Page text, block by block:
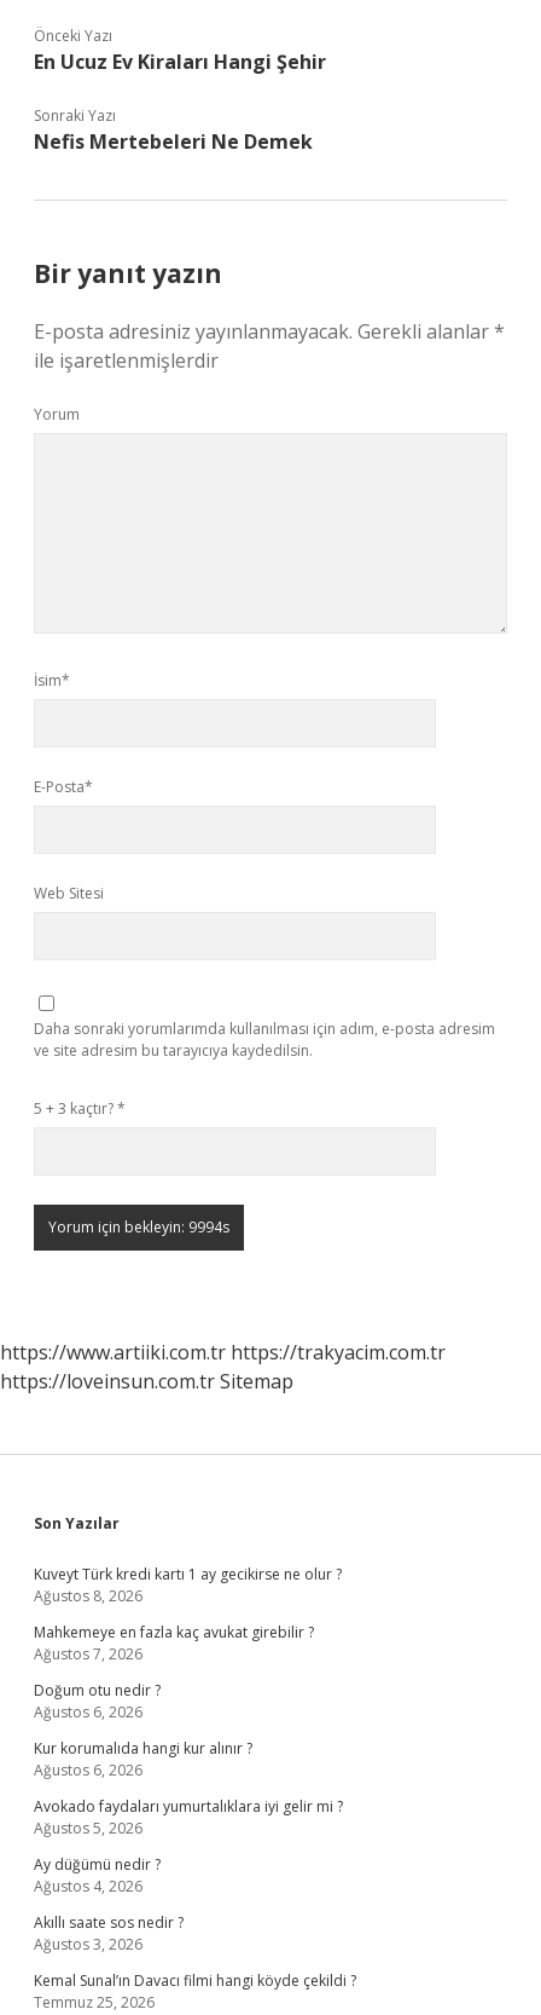
Önceki Yazı
En Ucuz Ev Kiraları Hangi Şehir
Sonraki Yazı
Nefis Mertebeleri Ne Demek
Bir yanıt yazın
E-posta adresiniz yayınlanmayacak. Gerekli alanlar*
ile işaretlenmişlerdir
Yorum
İsim*
E-Posta*
Web Sitesi
Daha sonraki yorumlarımda kullanılması için adım, e-posta adresim
ve site adresim bu tarayıcıya kaydedilsin.
5 + 3 kaçtır?*
https://www.artiiki.com.tr https://trakyacim.com.tr
https://loveinsun.com.trSitemap
Sidebar
Son Yazılar
Kuveyt Türk kredi kartı 1 ay gecikirse ne olur ?
Ağustos 8, 2026
Mahkemeye en fazla kaç avukat girebilir ?
Ağustos 7, 2026
Doğum otu nedir ?
Ağustos 6, 2026
Kur korumalıda hangi kur alınır ?
Ağustos 6, 2026
Avokado faydaları yumurtalıklara iyi gelir mi ?
Ağustos 5, 2026
Ay düğümü nedir ?
Ağustos 4, 2026
Akıllı saate sos nedir ?
Ağustos 3, 2026
Kemal Sunal’ın Davacı filmi hangi köyde çekildi ?
Temmuz 25, 2026